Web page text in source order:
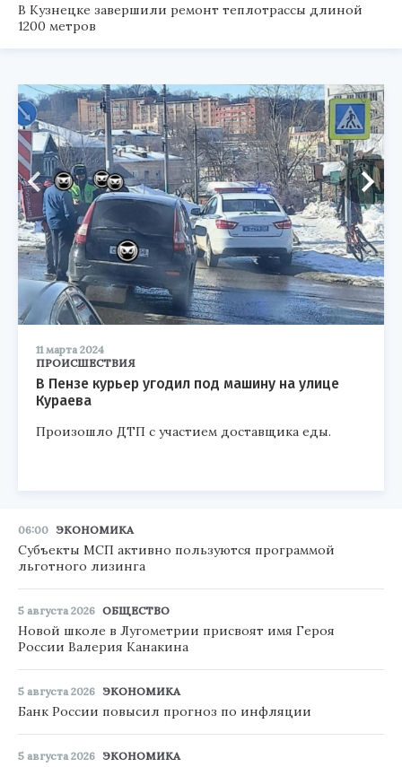
В Кузнецке завершили ремонт теплотрассы длиной
1200 метров
11 марта 2024
ПРОИСШЕСТВИЯ
В Пензе курьер угодил под машину на улице
Кураева
Произошло ДТП с участием доставщика еды.
06:00 ЭКОНОМИКА
Субъекты МСП активно пользуются программой
льготного лизинга
5 августа 2026 ОБЩЕСТВО
Новой школе в Лугометрии присвоят имя Героя
России Валерия Канакина
5 августа 2026 ЭКОНОМИКА
Банк России повысил прогноз по инфляции
5 августа 2026 ЭКОНОМИКА